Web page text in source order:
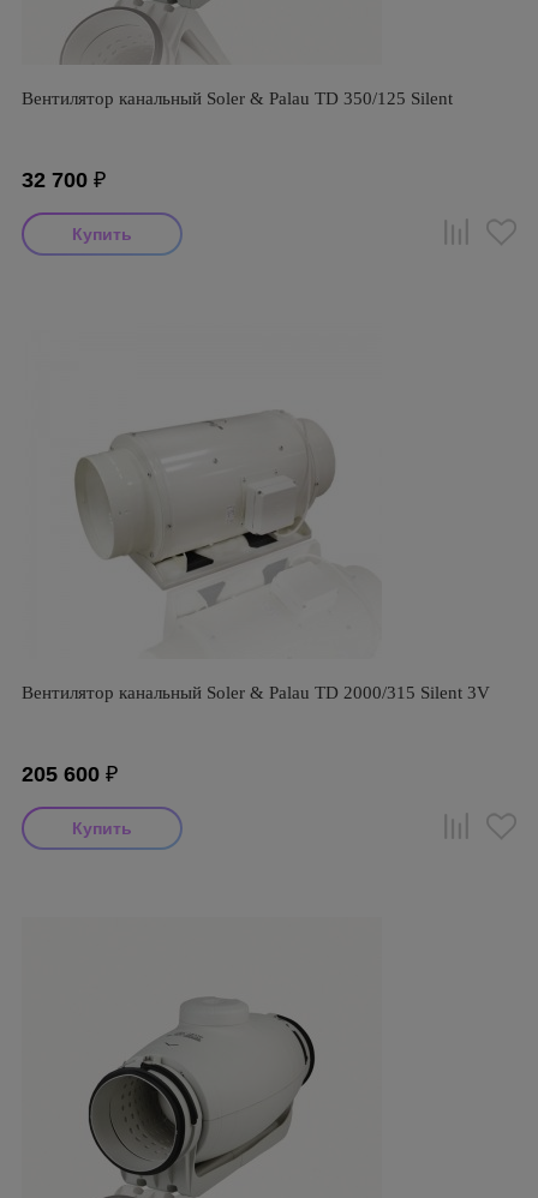
Вентилятор канальный Soler & Palau TD 350/125 Silent
32 700 ₽
Вентилятор канальный Soler & Palau TD 2000/315 Silent 3V
205 600 ₽